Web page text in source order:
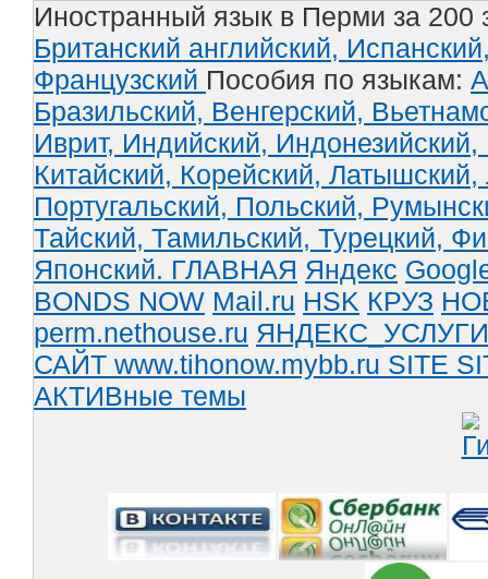
Иностранный язык в Перми за 200
Британский английский,
Французский Пособия по языкам:
Бразильский, Венгерский,
Иврит, Индийский, Индонезийский,
Китайский, Корейский, Латышский,
Португальский, Польский,
Тайский, Тамильский, Турецкий,
Японский. ГЛАВНАЯ Яндекс
BONDS NOW Mail.ru HSK КРУЗ
perm.nethouse.ru ЯНДЕКС_УСЛУГИ
САЙТ www.tihonow.mybb.ru SITE
АКТИВные темы